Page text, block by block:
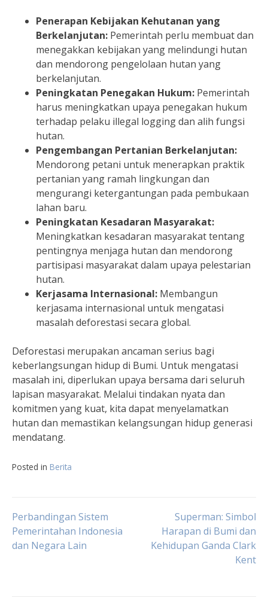
Penerapan Kebijakan Kehutanan yang
Berkelanjutan: Pemerintah perlu membuat dan
menegakkan kebijakan yang melindungi hutan
dan mendorong pengelolaan hutan yang
berkelanjutan.
Peningkatan Penegakan Hukum: Pemerintah
harus meningkatkan upaya penegakan hukum
terhadap pelaku illegal logging dan alih fungsi
hutan.
Pengembangan Pertanian Berkelanjutan:
Mendorong petani untuk menerapkan praktik
pertanian yang ramah lingkungan dan
mengurangi ketergantungan pada pembukaan
lahan baru.
Peningkatan Kesadaran Masyarakat:
Meningkatkan kesadaran masyarakat tentang
pentingnya menjaga hutan dan mendorong
partisipasi masyarakat dalam upaya pelestarian
hutan.
Kerjasama Internasional: Membangun
kerjasama internasional untuk mengatasi
masalah deforestasi secara global.
Deforestasi merupakan ancaman serius bagi
keberlangsungan hidup di Bumi. Untuk mengatasi
masalah ini, diperlukan upaya bersama dari seluruh
lapisan masyarakat. Melalui tindakan nyata dan
komitmen yang kuat, kita dapat menyelamatkan
hutan dan memastikan kelangsungan hidup generasi
mendatang.
Posted in Berita
Post
navigation
Perbandingan Sistem
Pemerintahan Indonesia
dan Negara Lain
Superman: Simbol
Harapan di Bumi dan
Kehidupan Ganda Clark
Kent